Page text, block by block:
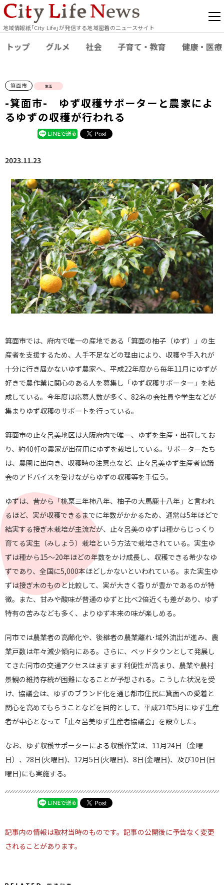
地域情報紙｢City Life｣が発信する地域密着のニュースサイト
トップ グルメ 社会 子育て・教育 健康・医療
箕面市 生活
-箕面市- ゆず収穫サポーターと農家によ
るゆずの収穫が行われる
2023.11.23
箕面市では、府内で唯一の産地である「箕面の柚子（ゆず）」 の生
産者を支援するため、人手不足などの理由により、収穫や手入れが
十分に行き届かないゆず農家へ、平成22年度から毎年11月にゆずが
好きで農作業に関心のある人を募集し「ゆず収穫サポーター」を結
成している。今年度は応募人数が多く、82名の会社員や学生などが
集まりゆず収穫のサポートを行っている。
箕面市の止々呂美地区は大阪府内で唯一、ゆずを生産・出荷して お
り、約40軒の農家が出荷用にゆずを栽培している。サポーターたち
は、農園に出向き、収穫時の注意点など、止々呂美ゆず生産者協議
会のアドバイスを受けながらゆずの収穫等を手伝う。
ゆずは、昔から「桃栗三年柿八年、柚子の大馬鹿十八年」と言われ
るほど、実が収穫できるまでに年数がかかるため、通常は5年ほどで
結実する接ぎ木栽培が主流だが、止々呂美のゆずは種からじっくり
育てる実生（みしょう） 栽培という方法で栽培されている。実生ゆ
ずは種から15～20年ほどの年数をかけ成長し、収穫できる希少なゆ
ずであり、全国に5,000本ほどしかないといわれている。また実生ゆ
ずは接ぎ木のものと比較して、実が大きく香りが豊かであるのが特
徴。また、甘みや酸味が普通のゆずと比べ2倍近くも差があり、 ゆず
特有の苦みなども多く、よりゆず本来の味が楽しめる。
同市では農業者の高齢化や、後継者の農業離れ･域外流出が進み、農
業戸数は年々減少傾向にある。さらに、ベッドタウ ンとして発展し
てきた同市の交通アクセスはますます利便性が高まり、農業や農村
景観の維持存続が困難になることが予想される。こうした状況を受
け、協議会は、ゆずのブランド化を通じ都市住民に箕面への愛着と
関心を高めてもらうことなどを目的として、平成21年5月にゆず生産
者が中心となって「止々呂美ゆず生産者協議会」を設立した。
なお、ゆず収穫サポーターによる収穫作業は、11月24日（金曜
日）、28日(火曜日)、12月5日(火曜日)、8日(金曜日)、及び10日(日
曜日)にも実施する。
記事内の情報は取材当時のものです。記事の公開後に予告なく変更
されることがあります。